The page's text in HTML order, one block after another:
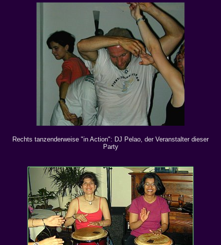
Rechts tanzenderweise "in Action": DJ Pelao, der Veranstalter dieser
Party